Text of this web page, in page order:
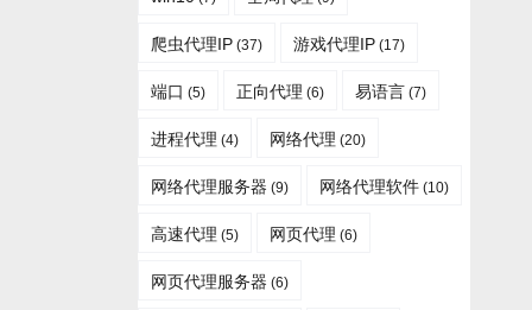
爬虫代理IP (37) 游戏代理IP (17)
端口 (5) 正向代理 (6) 易语言 (7)
进程代理 (4) 网络代理 (20)
网络代理服务器 (9) 网络代理软件 (10)
高速代理 (5) 网页代理 (6)
网页代理服务器 (6)